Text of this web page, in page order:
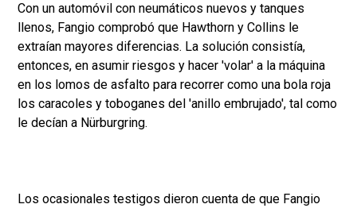
Con un automóvil con neumáticos nuevos y tanques
llenos, Fangio comprobó que Hawthorn y Collins le
extraían mayores diferencias. La solución consistía,
entonces, en asumir riesgos y hacer 'volar' a la máquina
en los lomos de asfalto para recorrer como una bola roja
los caracoles y toboganes del 'anillo embrujado', tal como
le decían a Nürburgring.
Los ocasionales testigos dieron cuenta de que Fangio